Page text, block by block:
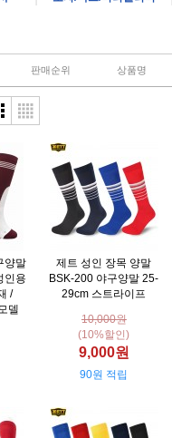
판매순위 상품명
양말
인용
/
델
제트 성인 장목 양말
BSK-200 야구양말 25-
29cm 스트라이프
10,000원
(10%할인)
9,000원
90원 적립